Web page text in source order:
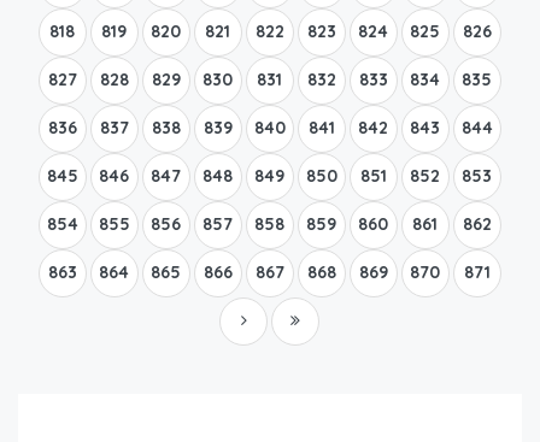
818 819 820 821 822 823 824 825 826
827 828 829 830 831 832 833 834 835
836 837 838 839 840 841 842 843 844
845 846 847 848 849 850 851 852 853
854 855 856 857 858 859 860 861 862
863 864 865 866 867 868 869 870 871